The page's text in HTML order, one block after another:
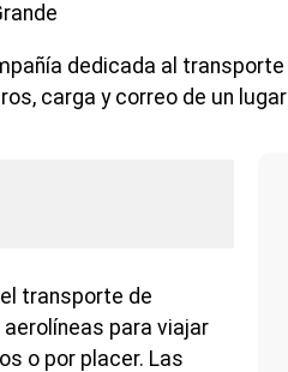
dedicada al
carga y correo de un
transporte de
para viajar
o por placer. Las